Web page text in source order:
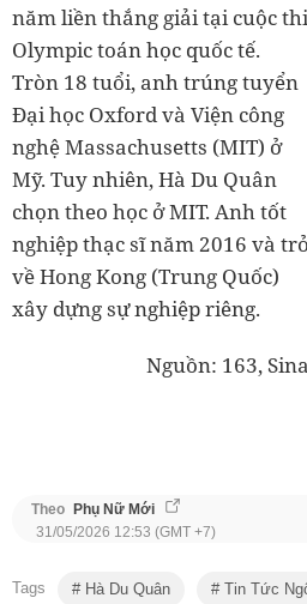
năm liền thắng giải tại cuộc thi
Olympic toán học quốc tế.
Tròn 18 tuổi, anh trúng tuyển
Đại học Oxford và Viện công
nghệ Massachusetts (MIT) ở
Mỹ. Tuy nhiên, Hà Du Quân
chọn theo học ở MIT. Anh tốt
nghiệp thạc sĩ năm 2016 và
về Hong Kong (Trung Quốc)
xây dựng sự nghiệp riêng.
Nguồn: 163, Sina
Theo Phụ Nữ Mới
31/05/2026 12:53 (GMT +7)
Tags Hà Du Quân Tin Tức